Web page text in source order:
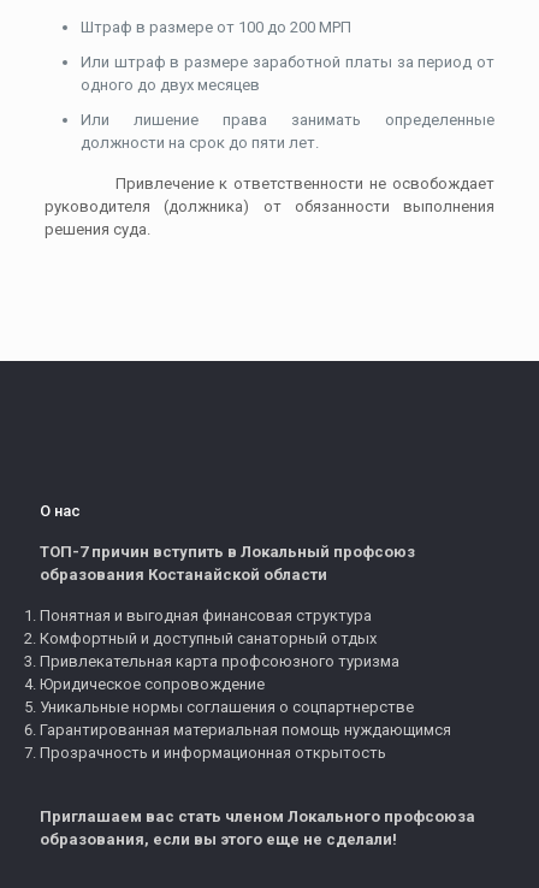
Штраф в размере от 100 до 200 МРП
Или штраф в размере заработной платы за период от
одного до двух месяцев
Или лишение права занимать определенные
должности на срок до пяти лет.
Привлечение к ответственности не освобождает
руководителя (должника) от обязанности выполнения
решения суда.
О нас
ТОП-7 причин вступить в Локальный профсоюз
образования Костанайской области
Понятная и выгодная финансовая структура
Комфортный и доступный санаторный отдых
Привлекательная карта профсоюзного туризма
Юридическое сопровождение
Уникальные нормы соглашения о соцпартнерстве
Гарантированная материальная помощь нуждающимся
Прозрачность и информационная открытость
Приглашаем вас стать членом Локального профсоюза
образования, если вы этого еще не сделали!